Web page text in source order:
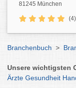
81245 München
(4)
Branchenbuch >
Unsere wichtigsten
Ärzte Gesundheit